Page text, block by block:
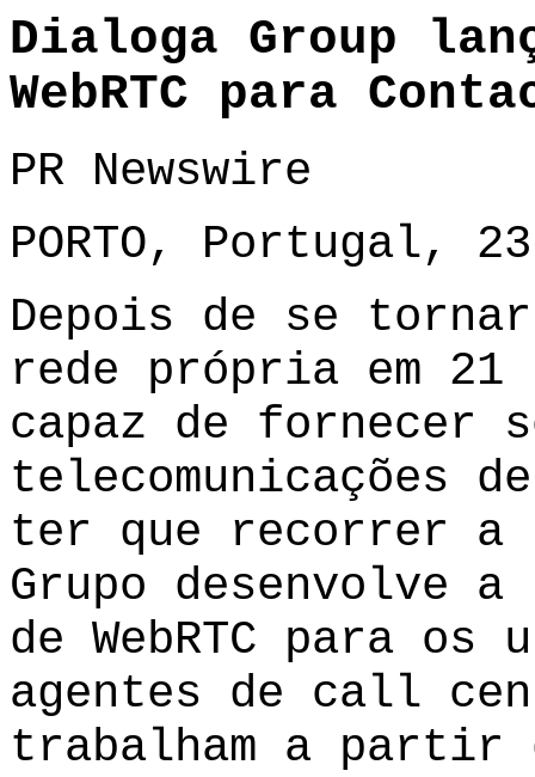
Dialoga Group
WebRTC para
PR Newswire
PORTO, Portugal,
Depois de se
rede própria em 21
capaz de fornecer
telecomunicações
ter que recorrer a
Grupo desenvolve
de WebRTC para
agentes de call
trabalham a partir